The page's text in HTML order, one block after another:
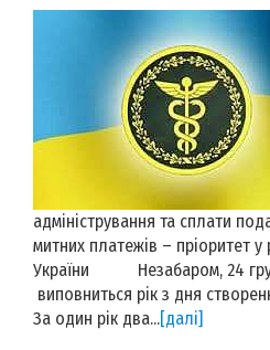
адміністрування та сплати
митних платежів – пріоритет у
України Незабаром, 24
виповниться рік з дня
За один рік два...[далі]